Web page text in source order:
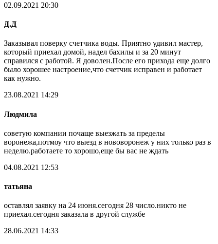
02.09.2021 20:30
Д.Д
Заказывал поверку счетчика воды. Приятно удивил мастер,
который приехал домой, надел бахилы и за 20 минут
справился с работой. Я доволен.После его прихода еще долго
было хорошее настроение,что счетчик исправен и работает
как нужно.
23.08.2021 14:29
Людмила
советую компании почаще выезжать за пределы
воронежа,потмоу что выезд в нововоронеж у них только раз в
неделю.работаете то хорошо,еще бы вас не ждать
04.08.2021 12:53
татьяна
оставлял заявку на 24 июня.сегодня 28 число.никто не
приехал.сегодня заказала в другой службе
28.06.2021 14:33